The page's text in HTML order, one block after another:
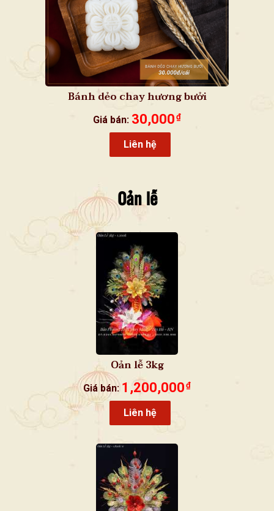
Bánh dẻo chay hương bưởi
Giá bán: 30,000 ₫
Liên hệ
Oản lễ
Oản lễ 3kg
Giá bán: 1,200,000 ₫
Liên hệ